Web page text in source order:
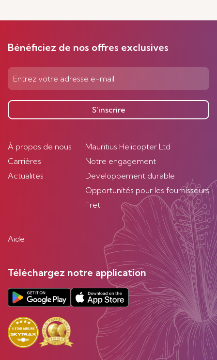
Bénéficiez de nos offres exclusives
S’inscrire
À propos de nous
Carrières
Actualités
Mauritius Helicopter Ltd
Notre engagement
Developpement durable
Opportunités pour les fournisseurs
Fret
Aide
Téléchargez notre application